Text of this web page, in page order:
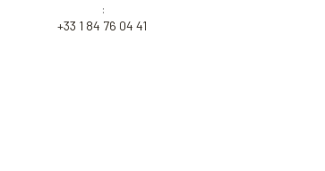
:
+33 1 84 76 04 41